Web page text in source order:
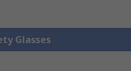
Glasses